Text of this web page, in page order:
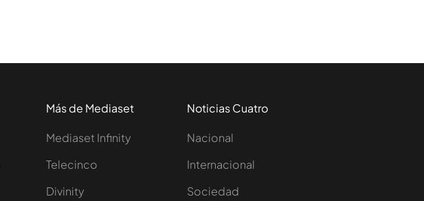
Más de Mediaset
Mediaset Infinity
Telecinco
Divinity
Noticias Cuatro
Nacional
Internacional
Sociedad